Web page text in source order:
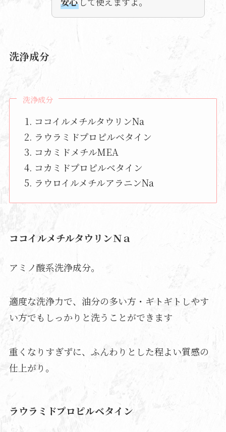
洗浄成分
洗浄成分
ココイルメチルタウリンNa
ラウラミドプロピルベタイン
コカミドメチルMEA
コカミドプロピルベタイン
ラウロイルメチルアラニンNa
ココイルメチルタウリンＮａ
アミノ酸系洗浄成分。
適度な洗浄力で、油分の多い方・ギトギトしやす
い方でもしっかりと洗うことができます
重くなりすぎずに、ふんわりとした程よい質感の
仕上がり。
ラウラミドプロピルベタイン